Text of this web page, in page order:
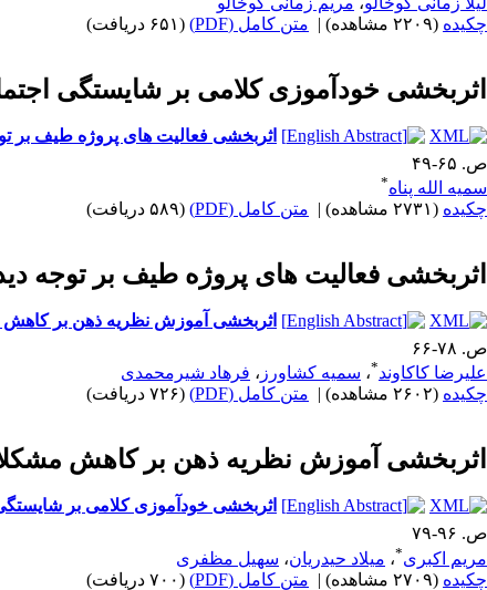
چکیده (۲۲۰۹ مشاهده) | متن کامل (PDF) (۶۵۱ دریافت)
اثربخشی خودآموزی کلامی بر شایستگی
اثربخشی فعالیت های پروژه طیف بر
ص. ۶۵-۴۹
سمیه الله پناه*
چکیده (۲۷۳۱ مشاهده) | متن کامل (PDF) (۵۸۹ دریافت)
اثربخشی فعالیت های پروژه طیف بر توجه
اثربخشی آموزش نظریه ذهن بر
ص. ۷۸-۶۶
علیرضا کاکاوند*، سمیه کشاورز ، فرهاد شیرمحمدی
چکیده (۲۶۰۲ مشاهده) | متن کامل (PDF) (۷۲۶ دریافت)
اثربخشی آموزش نظریه ذهن بر کاهش
اثربخشی خودآموزی کلامی بر
ص. ۹۶-۷۹
مریم اکبری*، میلاد حیدریان، سهیل مظفری
چکیده (۲۷۰۹ مشاهده) | متن کامل (PDF) (۷۰۰ دریافت)